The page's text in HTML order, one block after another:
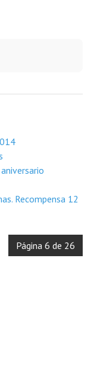
Recompensa 12
Página 6 de 26